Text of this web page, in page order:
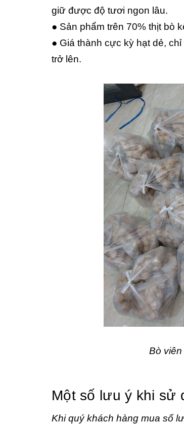
giữ được độ tươi ngon lâu.
● Sản phẩm trên 70% thịt bò
● Giá thành cực kỳ hạt dẻ,
trở lên.
Bò
Một số lưu ý khi sử
Khi quý khách hàng mua số